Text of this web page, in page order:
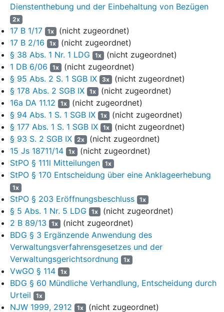
anzunehmen, wenn die Wahrscheinlichkeit, dass die
Voraussetzungen der Anordnung der vorläufigen
Dienstenthebung nicht erfüllt sind, ebenso groß ist wie die
Wahrscheinlichkeit, dass die Voraussetzungen erfüllt sind
(Beschlüsse der Kammer vom 22.09.2017, –
vom 06.12.2016 –17 B 2/16).
8 Das Wort "voraussichtlich" in§ 38 Abs. 1 Nr. 1 LDG
dabei, dass nur eine summarische Prüfung des zurzeit
bekannten Sachverhalts geboten ist. Das Disziplinargericht
muss nicht die Überzeugung gewinnen, dass die Beamtin das
Dienstvergehen, das die disziplinare Höchstmaßnahme
rechtfertigt, mit an Sicherheit grenzender Wahrscheinlichkeit
begangen hat. Es reicht ein geringerer Grad der
Wahrscheinlichkeit aus. Dieser besteht allerdings nicht schon
dann, wenn die Verhängung der schärfsten
Disziplinarmaßnahme möglich oder ebenso wahrscheinlich ist
wie die einer milderen Disziplinarmaßnahme. Vielmehr ist
erforderlich, dass im Disziplinarverfahren gegen eine aktive
Beamtin mit überwiegender Wahrscheinlichkeit auf Entfernung
aus dem Dienst erkannt werden wird. Die Dienstentfernung der
Beamtin muss nach der gebotenen, ihrer Natur nach nur
überschlägig möglichen Prüfung des Sachverhalts
wahrscheinlicher sein als eine unterhalb der Höchstmaßnahme
liegende Disziplinierung (BVerwG, Beschluss vom 24.10.2006, –
1 DB 6/06
–, juris Rn. 16).
9
Gemessen an diesen Prüfungsmaßstäben bestehen unter
Berücksichtigung des derzeitigen Ermittlungsstandes keine
Dienstenthebung und der Einbehaltung von Bezügen
2x
17 B 1/17 1x (nicht zugeordnet)
17 B 2/16
1x (nicht zugeordnet)
§ 38 Abs. 1 Nr. 1 LDG
1x (nicht zugeordnet)
1 DB 6/06
1x (nicht zugeordnet)
§ 95 Abs. 2 S. 1 SGB IX
3x (nicht zugeordnet)
§ 178 Abs. 2 SGB IX
1x (nicht zugeordnet)
16a DA 11.12
1x (nicht zugeordnet)
§ 94 Abs. 1 S. 1 SGB IX
1x (nicht zugeordnet)
§ 177 Abs. 1 S. 1 SGB IX
1x (nicht zugeordnet)
§ 93 S. 2 SGB IX
2x (nicht zugeordnet)
15 Js 18711/14
1x (nicht zugeordnet)
StPO § 111l Mitteilungen
1x
StPO § 170 Entscheidung über eine Anklageerhebung
1x
StPO § 203 Eröffnungsbeschluss 1x
§ 5 Abs. 1 Nr. 5 LDG 1x (nicht zugeordnet)
2 B 89/13
1x (nicht zugeordnet)
BDG § 3 Ergänzende Anwendung des
Verwaltungsverfahrensgesetzes und der
Verwaltungsgerichtsordnung
1x
VwGO § 114 1x
BDG § 60 Mündliche Verhandlung, Entscheidung durch
Urteil
1x
NJW 1999, 2912 1x (nicht zugeordnet)